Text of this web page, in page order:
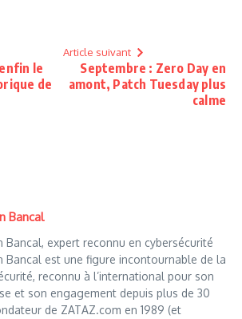
le
de
Article suivant
Septembre : Zero Day en
amont, Patch Tuesday plus
calme
Bancal
Bancal, expert reconnu en cybersécurité
Bancal est une figure incontournable de la
reconnu à l’international pour son
et son engagement depuis plus de 30
de ZATAZ.com en 1989 (et